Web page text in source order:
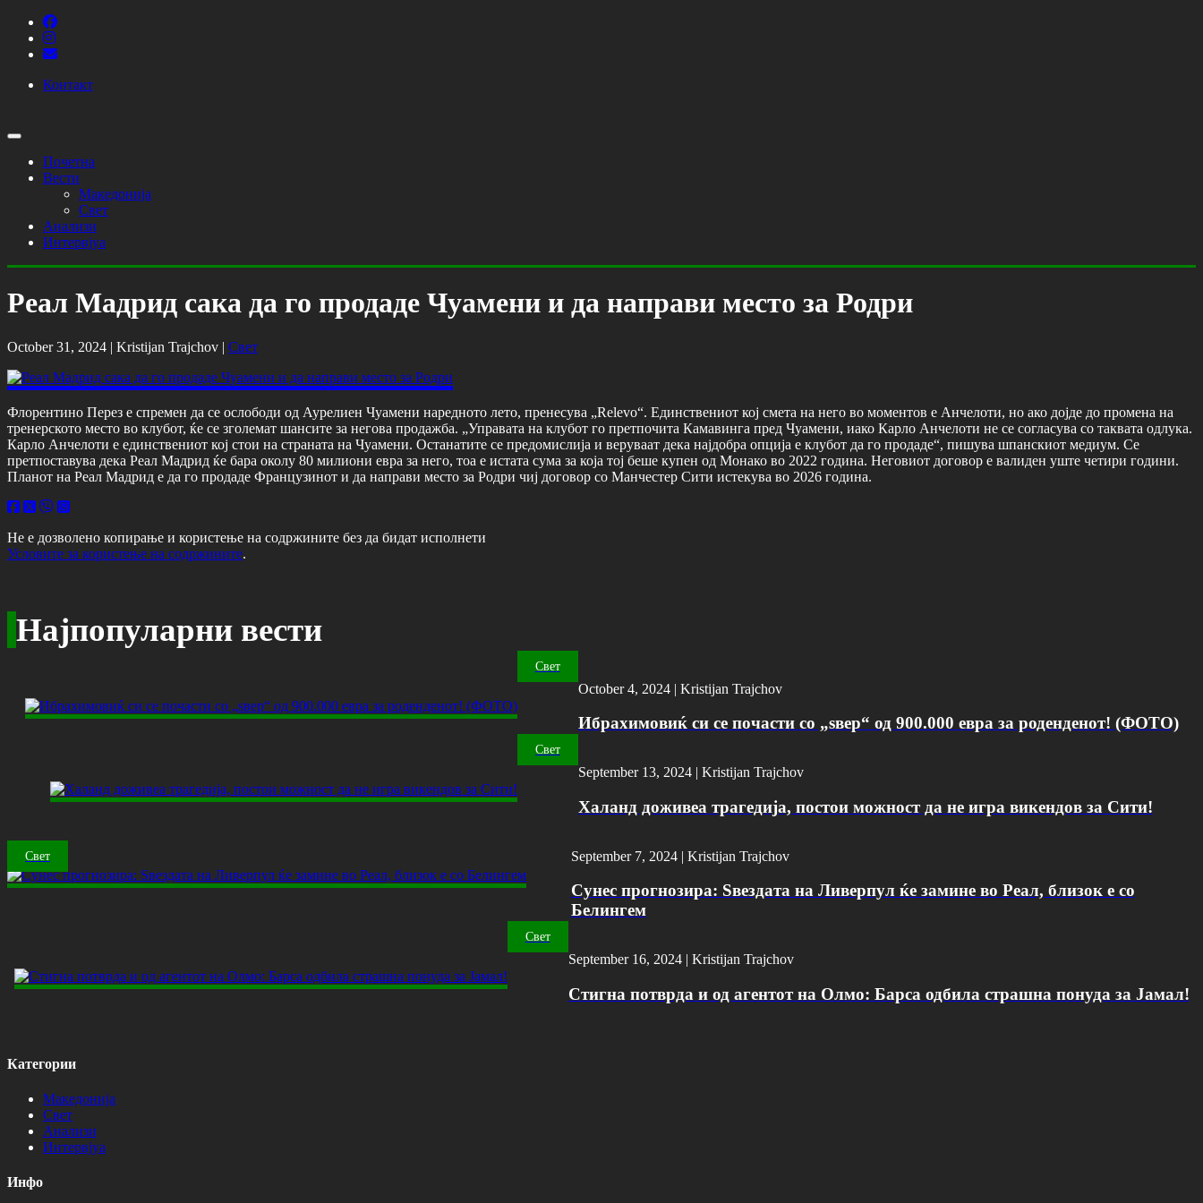
Контакт
Почетна
Вести
Македонија
Свет
Анализи
Интервјуа
Реал Мадрид сака да го продаде Чуамени и да направи место за Родри
October 31, 2024 | Kristijan Trajchov | Свет
Флорентино Перез е спремен да се ослободи од Аурелиен Чуамени наредното лето, пренесува „Relevo“. Единствениот кој смета на него во моментов е Анчелоти, но ако дојде до промена на
тренерското место во клубот, ќе се зголемат шансите за негова продажба. „Управата на клубот го претпочита Камавинга пред Чуамени, иако Карло Анчелоти не се согласува со таквата одлука.
Карло Анчелоти е единствениот кој стои на страната на Чуамени. Останатите се предомислија и веруваат дека најдобра опција е клубот да го продаде“, пишува шпанскиот медиум. Се
претпоставува дека Реал Мадрид ќе бара околу 80 милиони евра за него, тоа е истата сума за која тој беше купен од Монако во 2022 година. Неговиот договор е валиден уште четири години.
Планот на Реал Мадрид е да го продаде Французинот и да направи место за Родри чиј договор со Манчестер Сити истекува во 2026 година.
Не е дозволено копирање и користење на содржините без да бидат исполнети
Условите за користење на содржините.
Најпопуларни вести
Свет
October 4, 2024 | Kristijan Trajchov
Ибрахимовиќ си се почасти со „ѕвер“ од 900.000 евра за роденденот! (ФОТО)
Свет
September 13, 2024 | Kristijan Trajchov
Халанд доживеа трагедија, постои можност да не игра викендов за Сити!
Свет September 7, 2024 | Kristijan Trajchov
Сунес прогнозира: Ѕвездата на Ливерпул ќе замине во Реал, близок е со
Белингем
Свет
September 16, 2024 | Kristijan Trajchov
Стигна потврда и од агентот на Олмо: Барса одбила страшна понуда за Јамал!
Категории
Македонија
Свет
Анализи
Интервјуа
Инфо